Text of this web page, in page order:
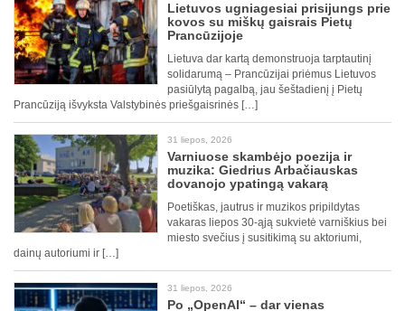
Lietuvos ugniagesiai prisijungs prie
kovos su miškų gaisrais Pietų
Prancūzijoje
Lietuva dar kartą demonstruoja tarptautinį
solidarumą – Prancūzijai priėmus Lietuvos
pasiūlytą pagalbą, jau šeštadienį į Pietų
Prancūziją išvyksta Valstybinės priešgaisrinės […]
31 liepos, 2026
Varniuose skambėjo poezija ir
muzika: Giedrius Arbačiauskas
dovanojo ypatingą vakarą
Poetiškas, jautrus ir muzikos pripildytas
vakaras liepos 30-ąją sukvietė varniškius bei
miesto svečius į susitikimą su aktoriumi,
dainų autoriumi ir […]
31 liepos, 2026
Po „OpenAI“ – dar vienas